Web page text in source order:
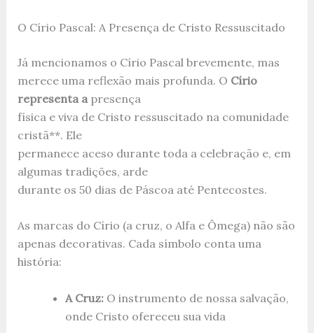
O Círio Pascal: A Presença de Cristo Ressuscitado
Já mencionamos o Círio Pascal brevemente, mas
merece uma reflexão mais profunda. O Círio
representa a presença
física e viva de Cristo ressuscitado na comunidade
cristã**. Ele
permanece aceso durante toda a celebração e, em
algumas tradições, arde
durante os 50 dias de Páscoa até Pentecostes.
As marcas do Círio (a cruz, o Alfa e Ômega) não são
apenas decorativas. Cada símbolo conta uma
história:
A Cruz:O instrumento de nossa salvação,
onde Cristo ofereceu sua vida